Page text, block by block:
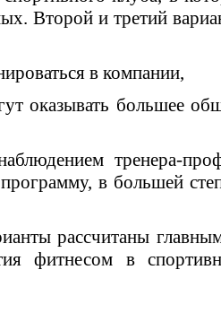
Второй и третий
в компании,
оказывать большее
тренера-
в большей
рассчитаны
фитнесом в